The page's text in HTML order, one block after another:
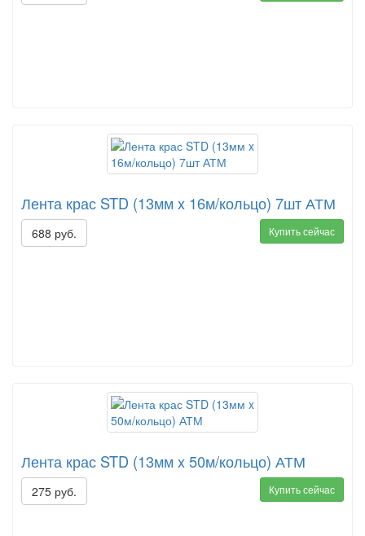
Лента крас STD (13мм x 16м/кольцо) 7шт АТМ
688 руб. Купить сейчас
Лента крас STD (13мм x 50м/кольцо) АТМ
275 руб. Купить сейчас